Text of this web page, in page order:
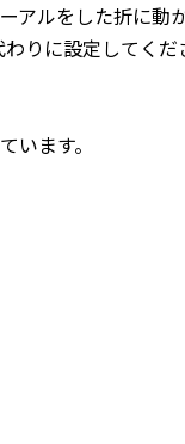
ルをした折に動
りに設定してく
ます。